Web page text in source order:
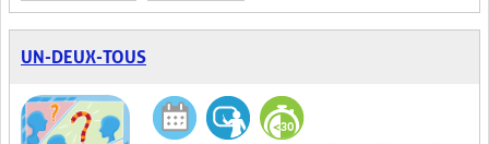
UN-DEUX-TOUS